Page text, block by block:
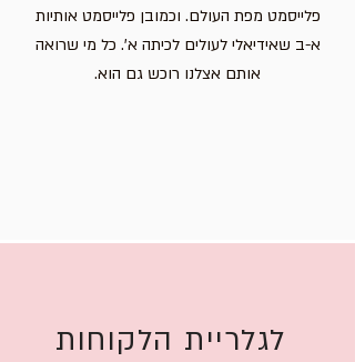
פלייסמט מפת העולם. וכמובן פלייסמט אותיות
א-ב שאידיאלי לעולים לכיתה א'. כל מי שרואה
אותם אצלנו רוכש גם הוא.
לגלריית הלקוחות